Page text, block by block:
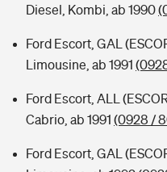
Diesel, Kombi, ab 1990
Ford Escort, GAL
Limousine, ab 1991
Ford Escort, ALL
Cabrio, ab 1991 (0928 /
Ford Escort, GAL